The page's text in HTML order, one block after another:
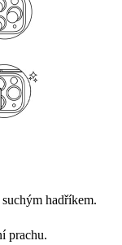
hadříkem.
prachu.